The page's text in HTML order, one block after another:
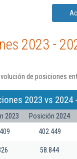
2023 -
de posiciones
2023 vs 2024
2023 Posición 2024
402.449
58.844